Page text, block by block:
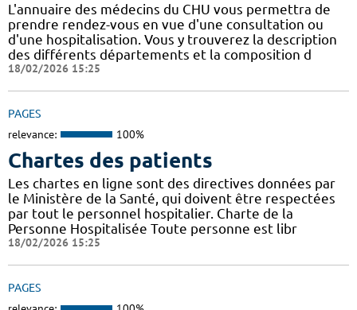
L'annuaire des médecins du CHU vous permettra de
prendre rendez-vous en vue d'une consultation ou
d'une hospitalisation. Vous y trouverez la description
des différents départements et la composition d
18/02/2026 15:25
PAGES
relevance: 100%
Chartes des patients
Les chartes en ligne sont des directives données par
le Ministère de la Santé, qui doivent être respectées
par tout le personnel hospitalier. Charte de la
Personne Hospitalisée Toute personne est libr
18/02/2026 15:25
PAGES